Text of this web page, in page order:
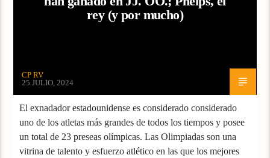
rey (y por mucho)
CP RV
25 JULIO, 2024
El exnadador estadounidense es considerado considerado
uno de los atletas más grandes de todos los tiempos y posee
un total de 23 preseas olímpicas. Las Olimpiadas son una
vitrina de talento y esfuerzo atlético en las que los mejores